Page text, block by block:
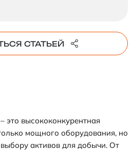
СТАТЬЕЙ
это высококонкурентная
мощного оборудования, но
активов для добычи. От